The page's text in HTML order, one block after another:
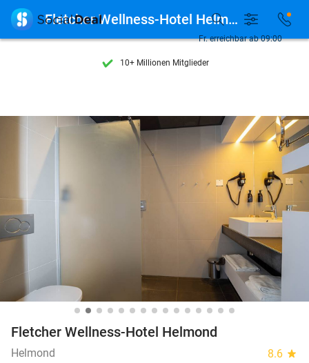
7 Tage die Woche verfügbar
10+ Millionen Mitglieder
7 Tage die Woche verfügbar
10+ Millionen Mitglieder
Fr. erreichbar ab 09:00
 Fletcher Wellness-Hotel Helmond
Fletcher Wellness-Hotel Helmond
Helmond 8.6 star